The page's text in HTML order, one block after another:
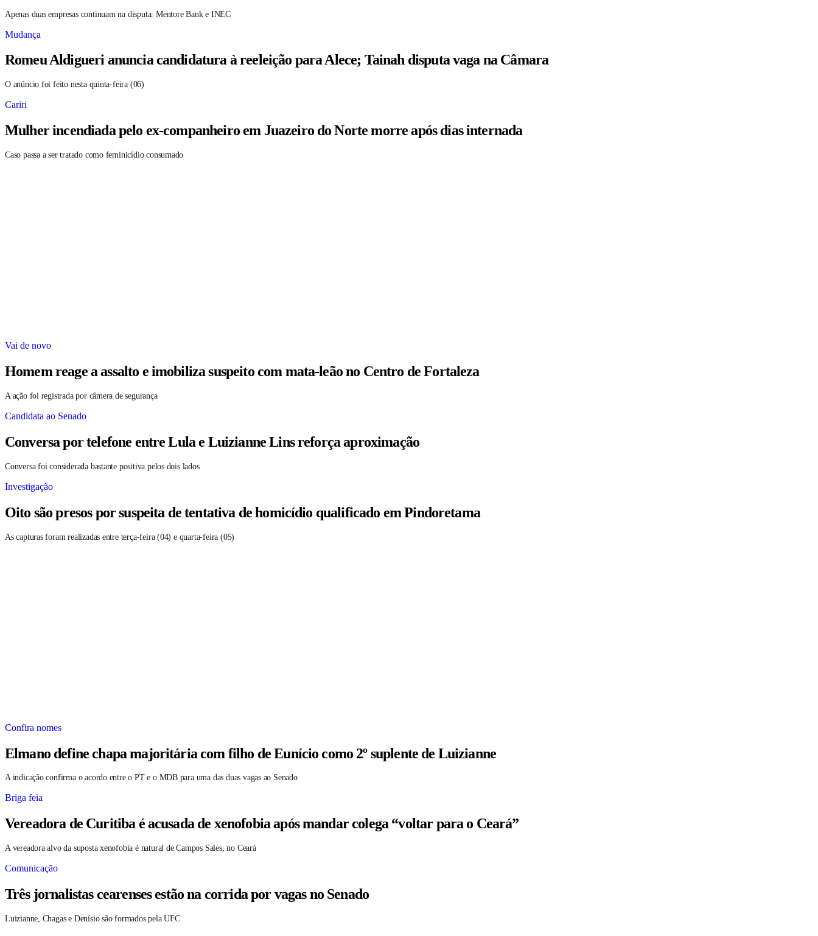
Apenas duas empresas continuam na disputa: Mentore Bank e INEC
Mudança
Romeu Aldigueri anuncia candidatura à reeleição para Alece; Tainah disputa vaga na Câmara
O anúncio foi feito nesta quinta-feira (06)
Cariri
Mulher incendiada pelo ex-companheiro em Juazeiro do Norte morre após dias internada
Caso passa a ser tratado como feminicídio consumado
Vai de novo
Homem reage a assalto e imobiliza suspeito com mata-leão no Centro de Fortaleza
A ação foi registrada por câmera de segurança
Candidata ao Senado
Conversa por telefone entre Lula e Luizianne Lins reforça aproximação
Conversa foi considerada bastante positiva pelos dois lados
Investigação
Oito são presos por suspeita de tentativa de homicídio qualificado em Pindoretama
As capturas foram realizadas entre terça-feira (04) e quarta-feira (05)
Confira nomes
Elmano define chapa majoritária com filho de Eunício como 2º suplente de Luizianne
A indicação confirma o acordo entre o PT e o MDB para uma das duas vagas ao Senado
Briga feia
Vereadora de Curitiba é acusada de xenofobia após mandar colega “voltar para o Ceará”
A vereadora alvo da suposta xenofobia é natural de Campos Sales, no Ceará
Comunicação
Três jornalistas cearenses estão na corrida por vagas no Senado
Luizianne, Chagas e Denísio são formados pela UFC